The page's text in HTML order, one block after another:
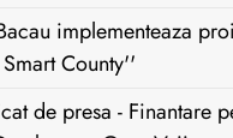
implementeaza
County''
de presa - Finantare